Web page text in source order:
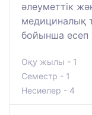
әлеуметтік
медициналық
бойынша есеп
Оқу жылы - 1
Семестр - 1
Несиелер - 4